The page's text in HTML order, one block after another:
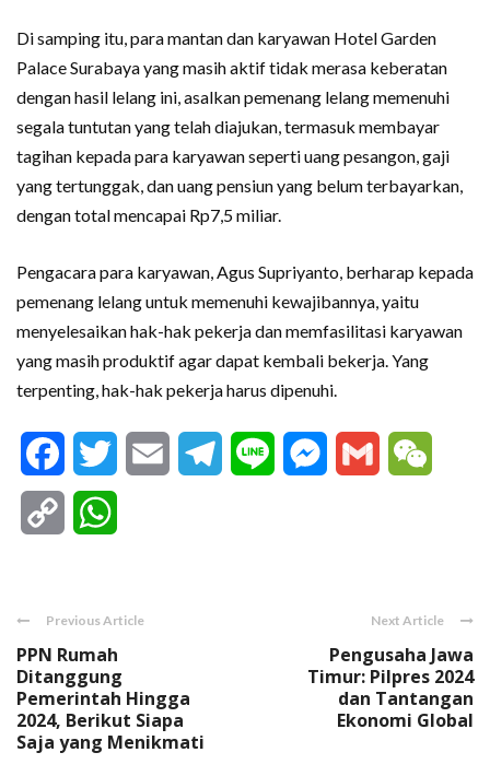
Di samping itu, para mantan dan karyawan Hotel Garden
Palace Surabaya yang masih aktif tidak merasa keberatan
dengan hasil lelang ini, asalkan pemenang lelang memenuhi
segala tuntutan yang telah diajukan, termasuk membayar
tagihan kepada para karyawan seperti uang pesangon, gaji
yang tertunggak, dan uang pensiun yang belum terbayarkan,
dengan total mencapai Rp7,5 miliar.
Pengacara para karyawan, Agus Supriyanto, berharap kepada
pemenang lelang untuk memenuhi kewajibannya, yaitu
menyelesaikan hak-hak pekerja dan memfasilitasi karyawan
yang masih produktif agar dapat kembali bekerja. Yang
terpenting, hak-hak pekerja harus dipenuhi.
FacebookTwitter Email Telegram
Line Messenger
Gmail
Copy
Previous Article
PPN Rumah
Ditanggung
Pemerintah Hingga
2024, Berikut Siapa
Saja yang Menikmati
Next Article
Pengusaha Jawa
Timur: Pilpres 2024
dan Tantangan
Ekonomi Global